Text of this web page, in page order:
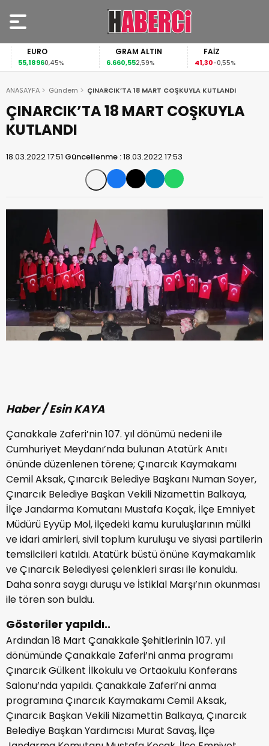
EURO
55,18960,45%
GRAM ALTIN
6.660,552,59%
FAİZ
41,30-0,55%
ANASAYFA Gündem ÇINARCIK’TA 18 MART COŞKUYLA KUTLANDI
ÇINARCIK’TA 18 MART COŞKUYLA
KUTLANDI
18.03.2022 17:51 Güncellenme :18.03.2022 17:53
Haber / Esin KAYA
Çanakkale Zaferi’nin 107. yıl dönümü nedeni ile
Cumhuriyet Meydanı’nda bulunan Atatürk Anıtı
önünde düzenlenen törene; Çınarcık Kaymakamı
Cemil Aksak, Çınarcık Belediye Başkanı Numan Soyer,
Çınarcık Belediye Başkan Vekili Nizamettin Balkaya,
İlçe Jandarma Komutanı Mustafa Koçak, İlçe Emniyet
Müdürü Eyyüp Mol, ilçedeki kamu kuruluşlarının mülki
ve idari amirleri, sivil toplum kuruluşu ve siyasi partilerin
temsilcileri katıldı. Atatürk büstü önüne Kaymakamlık
ve Çınarcık Belediyesi çelenkleri sırası ile konuldu.
Daha sonra saygı duruşu ve İstiklal Marşı’nın okunması
ile tören son buldu.
Gösteriler yapıldı..
Ardından 18 Mart Çanakkale Şehitlerinin 107. yıl
dönümünde Çanakkale Zaferi’ni anma programı
Çınarcık Gülkent İlkokulu ve Ortaokulu Konferans
Salonu’nda yapıldı. Çanakkale Zaferi’ni anma
programına Çınarcık Kaymakamı Cemil Aksak,
Çınarcık Başkan Vekili Nizamettin Balkaya, Çınarcık
Belediye Başkan Yardımcısı Murat Savaş, İlçe